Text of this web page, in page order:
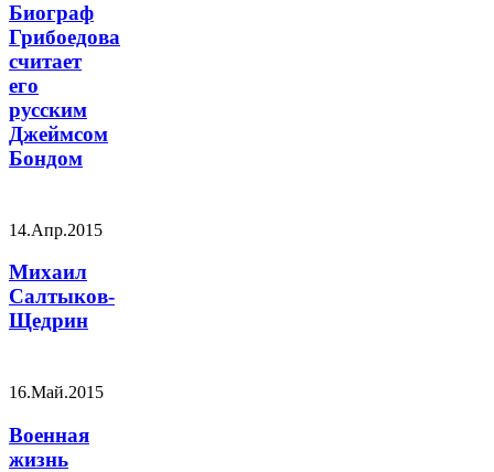
Биограф
Грибоедова
считает
его
русским
Джеймсом
Бондом
14.Апр.2015
Михаил
Салтыков-
Щедрин
16.Май.2015
Военная
жизнь